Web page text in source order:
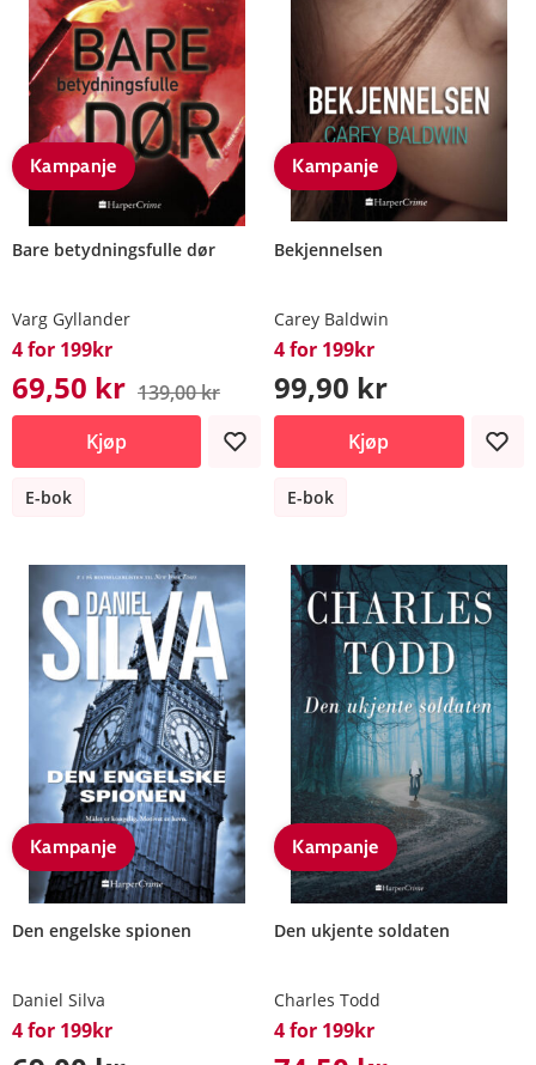
Kampanje
Bare betydningsfulle dør
Varg Gyllander
4 for 199kr
69,50 kr 139,00 kr
Kjøp
E-bok
Kampanje
Bekjennelsen
Carey Baldwin
4 for 199kr
99,90 kr
Kjøp
E-bok
Kampanje
Den engelske spionen
Daniel Silva
4 for 199kr
Kampanje
Den ukjente soldaten
Charles Todd
4 for 199kr